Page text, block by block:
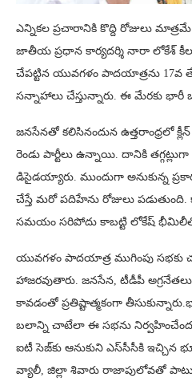
ఎన్నికల ప్రచారానికి కొద్ది రోజులు
జాతీయ ప్రధాన కార్యదర్శి నారా లోకేశ్
చేపట్టిన యువగళం పాదయాత్రను 17వ
సన్నాహాలు చేస్తున్నారు. ఈ మేరకు భారీ
జనసేనతో కలిసినందున ఉత్తరాంధ్రలో
రెండు పార్టీలు ఉన్నాయి. దానికి
డిసైడయ్యారు. ముందుగా అనుకున్న
చేస్తే మరో పదిహేను రోజులు
సమయం సరిపోదు కాబట్టి లోకేష్ భీమిలీతో
యువగళం పాదయాత్ర ముగింపు సభకు
హాజరవుతారు. జనసేన, టీడీపీ
కావడంతో ప్రతిష్టాత్మకంగా
బలాన్ని చాటేలా ఈ సభను
ఐటీ సెజ్‌కు ఆనుకుని ఎస్‌సీసీకి
వ్యాలీ, జిల్లా శివారు రాజాపులోవతో పాటు